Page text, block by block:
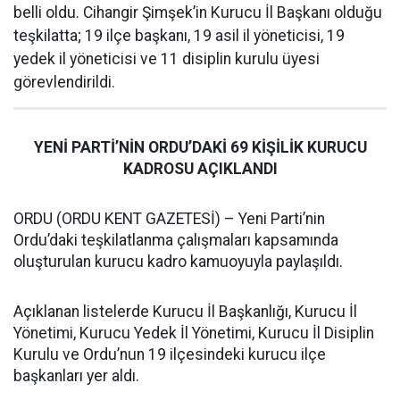
belli oldu. Cihangir Şimşek’in Kurucu İl Başkanı olduğu
teşkilatta; 19 ilçe başkanı, 19 asil il yöneticisi, 19
yedek il yöneticisi ve 11 disiplin kurulu üyesi
görevlendirildi.
YENİ PARTİ’NİN ORDU’DAKİ 69 KİŞİLİK KURUCU
KADROSU AÇIKLANDI
ORDU (ORDU KENT GAZETESİ) – Yeni Parti’nin
Ordu’daki teşkilatlanma çalışmaları kapsamında
oluşturulan kurucu kadro kamuoyuyla paylaşıldı.
Açıklanan listelerde Kurucu İl Başkanlığı, Kurucu İl
Yönetimi, Kurucu Yedek İl Yönetimi, Kurucu İl Disiplin
Kurulu ve Ordu’nun 19 ilçesindeki kurucu ilçe
başkanları yer aldı.